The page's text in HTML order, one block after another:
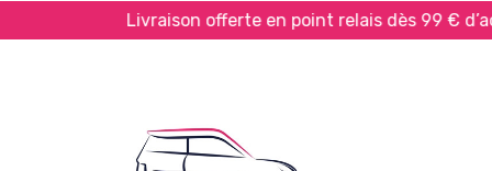
Livraison offerte en point relais dès 99 € d’achat*